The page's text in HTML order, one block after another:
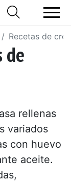
Recetas de
de
rellenas
variados
con huevo
aceite.